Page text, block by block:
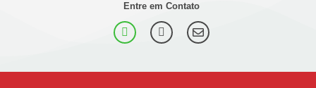
Entre em Contato